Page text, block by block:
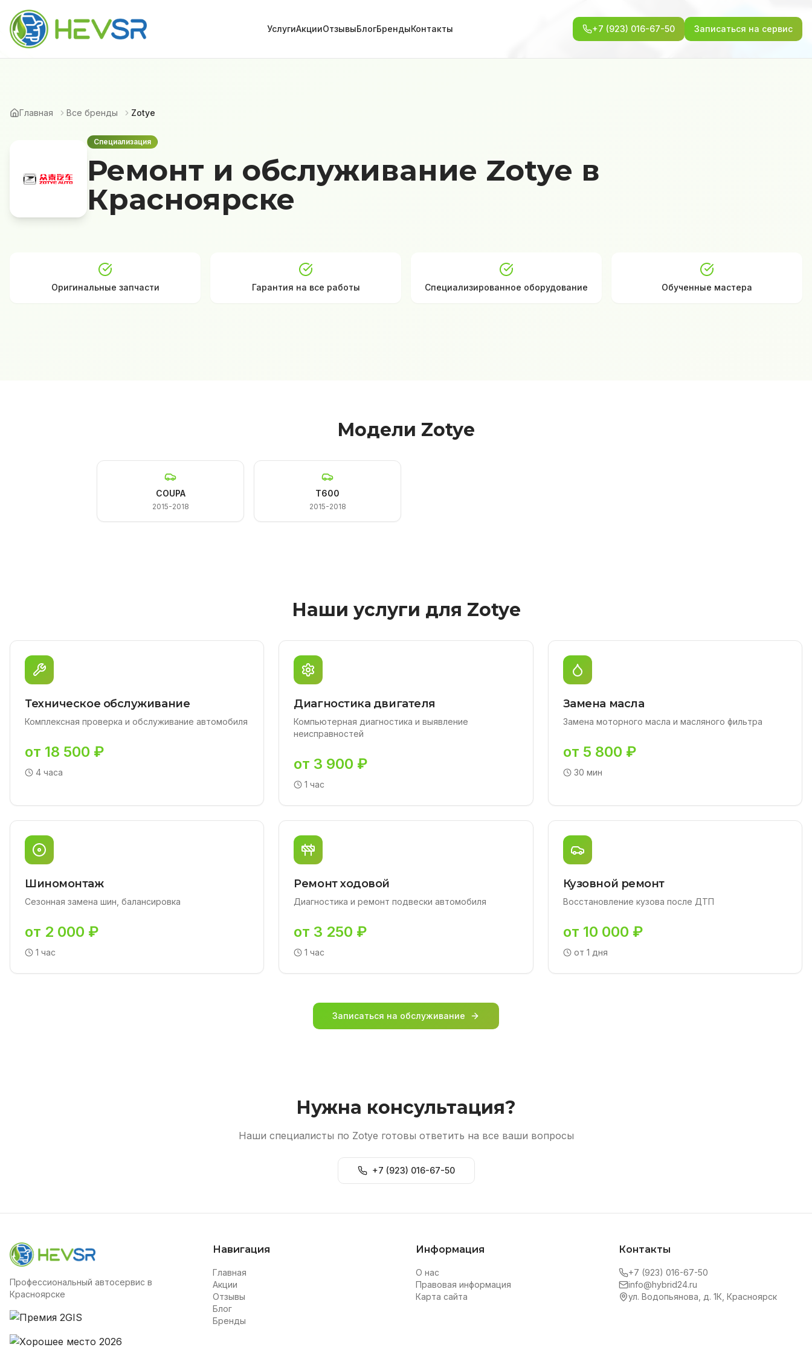
УслугиАкцииОтзывыБлогБрендыКонтакты +7 (923) 016-67-50 Записаться на сервис
Главная Все бренды Zotye
Специализация
Ремонт и обслуживание Zotye в
Красноярске
Оригинальные запчасти Гарантия на все работы Специализированное оборудование Обученные мастера
Модели Zotye
COUPA
2015-2018
T600
2015-2018
Наши услуги для Zotye
Техническое обслуживание
Комплексная проверка и обслуживание автомобиля
от 18 500 ₽
4 часа
Диагностика двигателя
Компьютерная диагностика и выявление
неисправностей
от 3 900 ₽
1 час
Замена масла
Замена моторного масла и масляного фильтра
от 5 800 ₽
30 мин
Шиномонтаж
Сезонная замена шин, балансировка
от 2 000 ₽
1 час
Ремонт ходовой
Диагностика и ремонт подвески автомобиля
от 3 250 ₽
1 час
Кузовной ремонт
Восстановление кузова после ДТП
от 10 000 ₽
от 1 дня
Записаться на обслуживание
Нужна консультация?
Наши специалисты по Zotye готовы ответить на все ваши вопросы
+7 (923) 016-67-50
Профессиональный автосервис в
Красноярске
Навигация
Главная
Акции
Отзывы
Блог
Бренды
Информация
О нас
Правовая информация
Карта сайта
Контакты
+7 (923) 016-67-50
info@hybrid24.ru
ул. Водопьянова, д. 1К, Красноярск